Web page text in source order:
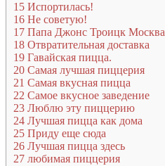
15 Испортилась!
16 Не советую!
17 Папа Джонс Троицк Москва
18 Отвратительная доставка
19 Гавайская пицца.
20 Самая лучшая пиццерия
21 Самая вкусная пицца
22 Самое вкусное заведение
23 Люблю эту пиццерию
24 Лучшая пицца как дома
25 Приду еще сюда
26 Лучшая пицца здесь
27 любимая пиццерия